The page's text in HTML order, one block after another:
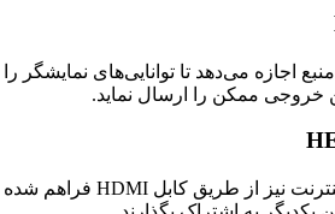
خروجی ممکن را ارسال نماید.